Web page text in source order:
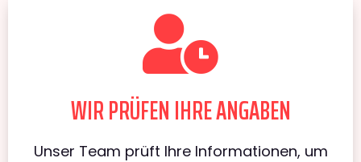
WIR PRÜFEN IHRE ANGABEN
Unser Team prüft Ihre Informationen, um